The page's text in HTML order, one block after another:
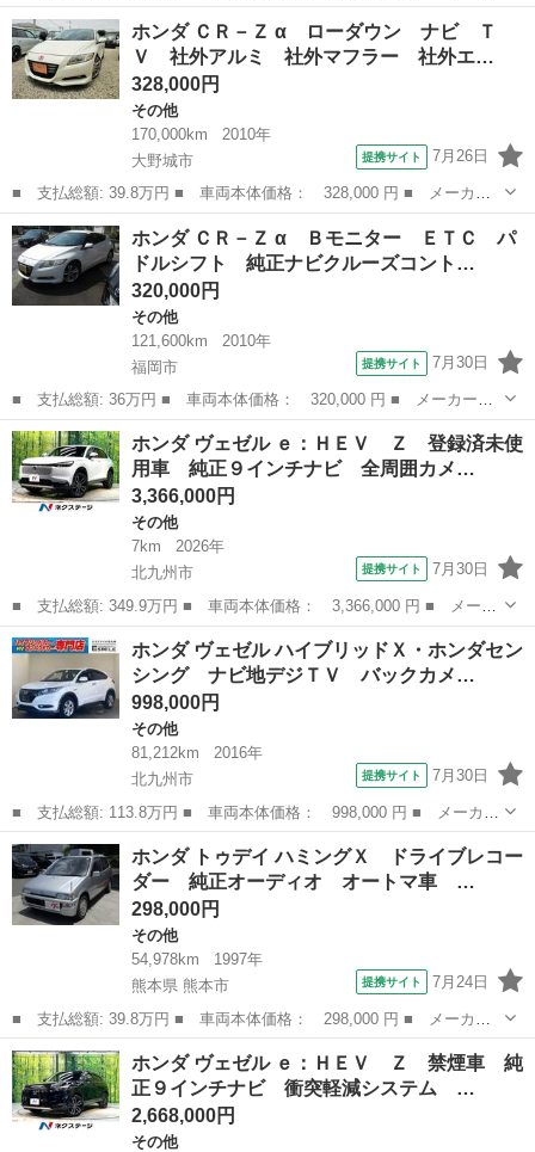
ー名： ホンダ ■ 車種名： ヴェゼル ■ グレード名： ハイブリ
ッドＺ ナビ地デジＴＶ バックカメラ Ｂｌｕｅｔｏｏｔｈ ＥＴ
Ｃ スマ...
福岡 北九州市 その他
ホンダ ＣＲ－Ｚ α ローダウン ナビ Ｔ
Ｖ 社外アルミ 社外マフラー 社外エ…
328,000円
その他
170,000km
2010年
大野城市
提携サイト 7月26日
■ 支払総額: 39.8万円 ■ 車両本体価格： 328,000 円 ■ メーカー
名： ホンダ ■ 車種名： ＣＲ－Ｚ ■ グレード名： α ローダウ
ン ナビ ＴＶ 社外アルミ 社外マフラー 社外エアロ スマート
キー パド...
福岡 大野城市 その他
ホンダ ＣＲ－Ｚ α Ｂモニター ＥＴＣ パ
ドルシフト 純正ナビクルーズコント…
320,000円
その他
121,600km
2010年
福岡市
提携サイト 7月30日
■ 支払総額: 36万円 ■ 車両本体価格： 320,000 円 ■ メーカー
名： ホンダ ■ 車種名： ＣＲ－Ｚ ■ グレード名： α Ｂモニタ
ー ＥＴＣ パドルシフト 純正ナビクルーズコントロール 整備手
帳、取説 ■ ...
福岡 福岡市 その他
ホンダ ヴェゼル ｅ：ＨＥＶ Ｚ 登録済未使
用車 純正９インチナビ 全周囲カメ…
3,366,000円
その他
7km
2026年
北九州市
提携サイト 7月30日
■ 支払総額: 349.9万円 ■ 車両本体価格： 3,366,000 円 ■ メーカ
ー名： ホンダ ■ 車種名： ヴェゼル ■ グレード名： ｅ：ＨＥ
Ｖ Ｚ 登録済未使用車 純正９インチナビ 全周囲カメラ 衝突被
害軽減シ...
福岡 北九州市 その他
ホンダ ヴェゼル ハイブリッドＸ・ホンダセン
シング ナビ地デジＴＶ バックカメ…
998,000円
その他
81,212km
2016年
北九州市
提携サイト 7月30日
■ 支払総額: 113.8万円 ■ 車両本体価格： 998,000 円 ■ メーカー
名： ホンダ ■ 車種名： ヴェゼル ■ グレード名： ハイブリッ
ドＸ・ホンダセンシング ナビ地デジＴＶ バックカメラ Ｂｌｕｅ
ｔｏｏｔｈ...
福岡 北九州市 その他
ホンダ トゥデイ ハミングＸ ドライブレコー
ダー 純正オーディオ オートマ車 …
298,000円
その他
54,978km
1997年
熊本県 熊本市
提携サイト 7月24日
■ 支払総額: 39.8万円 ■ 車両本体価格： 298,000 円 ■ メーカー
名： ホンダ ■ 車種名： トゥデイ ■ グレード名： ハミング
Ｘ ドライブレコーダー 純正オーディオ オートマ車 エアコン
パワステ パワ...
熊本 熊本市 その他
ホンダ ヴェゼル ｅ：ＨＥＶ Ｚ 禁煙車 純
正９インチナビ 衝突軽減システム …
2,668,000円
その他